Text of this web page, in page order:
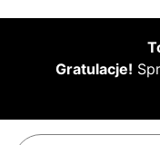
Gratulacje!